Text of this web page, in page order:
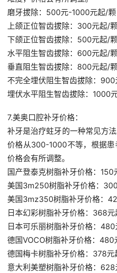
磨牙拔除：500元-1000元起/颗
上颌正位智齿拔除：300元起/
下颌正位智齿拔除：500元起/
水平阻生智齿拔除：600元起/
垂直阻生智齿拔除：800元起/
不完全埋伏阻生智齿拔除：
埋伏水平阻生智齿拔除：1000
7.美奥口腔补牙价格：
补牙是治疗蛀牙的一种常见方
价格从300-1000不等，根据患
价格会有所调整。
国产登泰克树脂补牙价格：150
美国3m250树脂补牙价格：
美国3mz350树脂补牙价格：
日本幻彩树脂补牙价格：368
日本可乐丽树脂补牙价格：
德国VOCO树脂补牙价格：480
德国梅卡树脂补牙价格：378元
意大利美塑树脂补牙价格：